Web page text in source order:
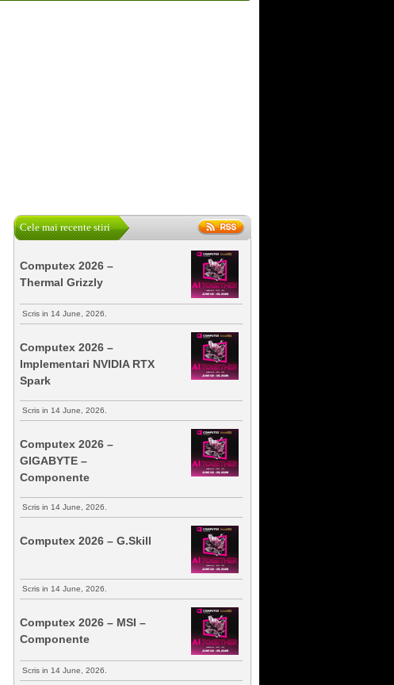
Cele mai recente stiri
Computex 2026 –
Thermal Grizzly
Scris in 14 June, 2026.
Computex 2026 –
Implementari NVIDIA RTX
Spark
Scris in 14 June, 2026.
Computex 2026 –
GIGABYTE –
Componente
Scris in 14 June, 2026.
Computex 2026 – G.Skill
Scris in 14 June, 2026.
Computex 2026 – MSI –
Componente
Scris in 14 June, 2026.